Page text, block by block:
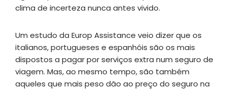
clima de incerteza nunca antes vivido.
Um estudo da Europ Assistance veio dizer que os
italianos, portugueses e espanhóis são os mais
dispostos a pagar por serviços extra num seguro de
viagem. Mas, ao mesmo tempo, são também
aqueles que mais peso dão ao preço do seguro na